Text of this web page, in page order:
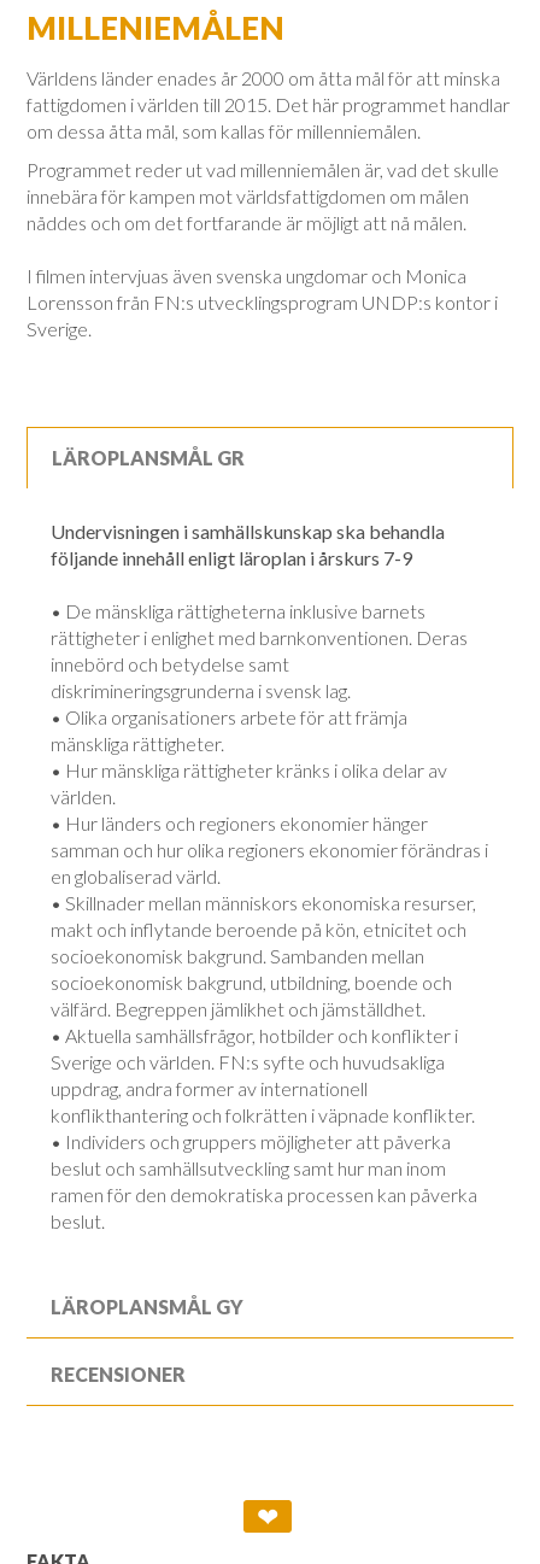
MILLENIEMÅLEN
Världens länder enades år 2000 om åtta mål för att minska
fattigdomen i världen till 2015. Det här programmet handlar
om dessa åtta mål, som kallas för millenniemålen.
Programmet reder ut vad millenniemålen är, vad det skulle
innebära för kampen mot världsfattigdomen om målen
nåddes och om det fortfarande är möjligt att nå målen.
I filmen intervjuas även svenska ungdomar och Monica
Lorensson från FN:s utvecklingsprogram UNDP:s kontor i
Sverige.
LÄROPLANSMÅL GR
Undervisningen i samhällskunskap ska behandla
följande innehåll enligt läroplan i årskurs 7-9
• De mänskliga rättigheterna inklusive barnets
rättigheter i enlighet med barnkonventionen. Deras
innebörd och betydelse samt
diskrimineringsgrunderna i svensk lag.
• Olika organisationers arbete för att främja
mänskliga rättigheter.
• Hur mänskliga rättigheter kränks i olika delar av
världen.
• Hur länders och regioners ekonomier hänger
samman och hur olika regioners ekonomier förändras i
en globaliserad värld.
• Skillnader mellan människors ekonomiska resurser,
makt och inflytande beroende på kön, etnicitet och
socioekonomisk bakgrund. Sambanden mellan
socioekonomisk bakgrund, utbildning, boende och
välfärd. Begreppen jämlikhet och jämställdhet.
• Aktuella samhällsfrågor, hotbilder och konflikter i
Sverige och världen. FN:s syfte och huvudsakliga
uppdrag, andra former av internationell
konflikthantering och folkrätten i väpnade konflikter.
• Individers och gruppers möjligheter att påverka
beslut och samhällsutveckling samt hur man inom
ramen för den demokratiska processen kan påverka
beslut.
LÄROPLANSMÅL GY
RECENSIONER
❤